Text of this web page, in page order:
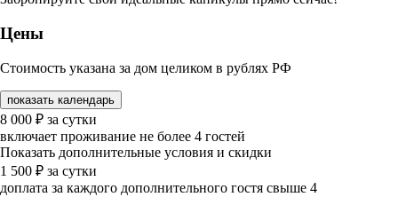
Цены
Стоимость указана за дом целиком в рублях РФ
показать календарь
8 000 ₽ за сутки
включает проживание не более 4 гостей
Показать дополнительные условия и скидки
1 500 ₽ за сутки
доплата за каждого дополнительного гостя свыше 4